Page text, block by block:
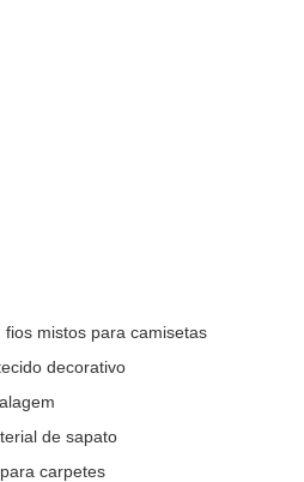
mistos para camisetas
decorativo
de sapato
carpetes